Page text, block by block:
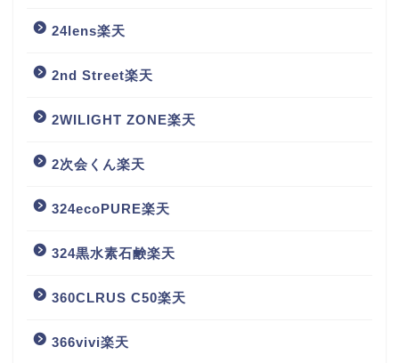
24lens楽天
2nd Street楽天
2WILIGHT ZONE楽天
2次会くん楽天
324ecoPURE楽天
324黒水素石鹸楽天
360CLRUS C50楽天
366vivi楽天